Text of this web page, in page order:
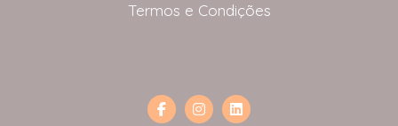
Termos e Condições